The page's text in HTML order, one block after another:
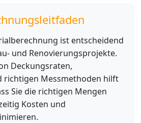
ist entscheidend
und Renovierungsprojekte.
Deckungsraten,
richtigen Messmethoden hilft
Sie die richtigen Mengen
Kosten und